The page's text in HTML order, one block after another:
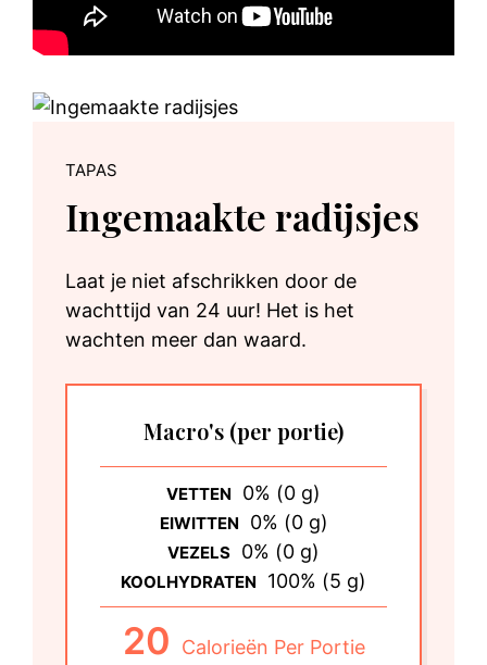
TAPAS
Ingemaakte radijsjes
Laat je niet afschrikken door de
wachttijd van 24 uur! Het is het
wachten meer dan waard.
Macro's (per portie)
VETTEN 0% (0 g)
EIWITTEN 0% (0 g)
VEZELS 0% (0 g)
KOOLHYDRATEN 100% (5 g)
20 Calorieën Per Portie